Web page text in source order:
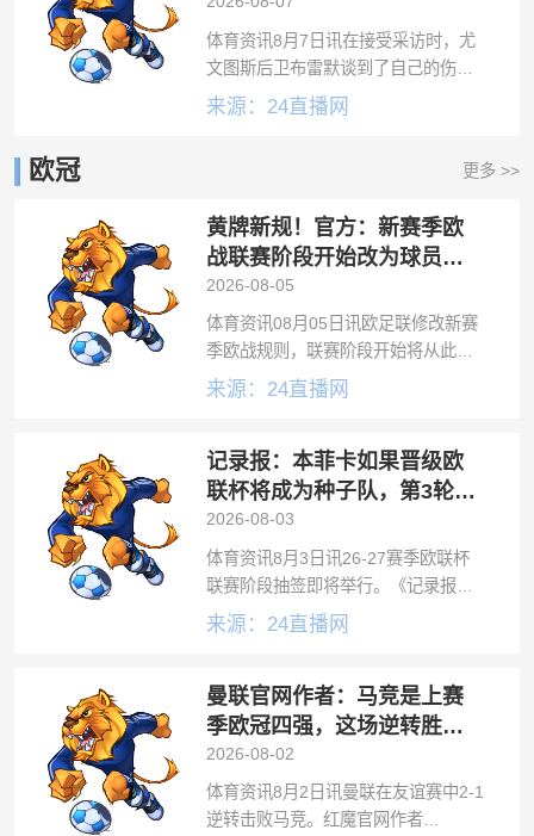
体育资讯8月7日讯在接受采访时，尤
文图斯后卫布雷默谈到了自己的伤
病、世界杯以及关于未来等话题。
钟。布雷默：我感觉很好。显然还没
来源：24直播网
欧冠 更多 >>
黄牌新规！官方：新赛季欧
战联赛阶段开始改为球员累
计4黄停赛
2026-08-05
体育资讯08月05日讯欧足联修改新赛
季欧战规则，联赛阶段开始将从此前
的累计3黄停赛，改为累计4张黄牌停
场的球员或球队官员将被自动停
来源：24直播网
记录报：本菲卡如果晋级欧
联杯将成为种子队，第3轮资
格赛对哈茨
2026-08-03
体育资讯8月3日讯26-27赛季欧联杯
联赛阶段抽签即将举行。《记录报》
分析了本菲卡如果晋级，可能抽到的
中系数最高的俱乐部，本菲卡如果晋
级将
来源：24直播网
曼联官网作者：马竞是上赛
季欧冠四强，这场逆转胜利
价值很高
2026-08-02
体育资讯8月2日讯曼联在友谊赛中2-1
逆转击败马竞。红魔官网作者